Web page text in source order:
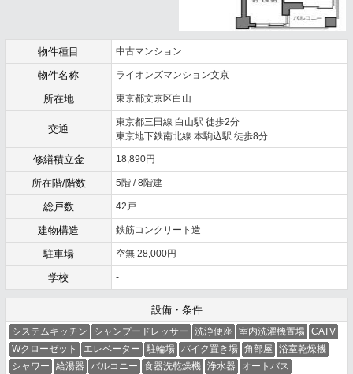
物件種目 中古マンション
物件名称 ライオンズマンション文京
所在地 東京都文京区白山
交通
東京都三田線 白山駅 徒歩2分
東京地下鉄南北線 本駒込駅 徒歩8分
修繕積立金 18,890円
所在階/階数 5階 / 8階建
総戸数 42戸
建物構造 鉄筋コンクリート造
駐車場 空無 28,000円
学校 -
設備・条件
システムキッチン シャンプードレッサー 洗浄便座 室内洗濯機置場 CATV
Wクローゼット
エレベーター 駐輪場 バイク置き場 角部屋
浴室乾燥機
シャワー
給湯器 バルコニー 食器洗乾燥機 浄水器 オートバス